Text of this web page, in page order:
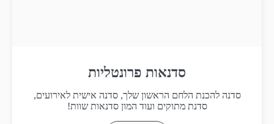
סדנאות פרונטליות
סדנה להכנת הלחם הראשון שלך, סדנה אישית לאירועים,
סדנת מתוקים ועוד המון סדנאות שוות!